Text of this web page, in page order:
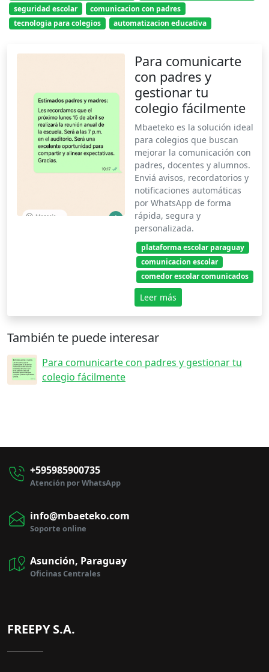
seguridad escolar
comunicacion con padres
tecnologia para colegios
automatizacion educativa
Para comunicarte
con padres y
gestionar tu
colegio fácilmente
Mbaeteko es la solución ideal
para colegios que buscan
mejorar la comunicación con
padres, docentes y alumnos.
Enviá avisos, recordatorios y
notificaciones automáticas
por WhatsApp de forma
rápida, segura y
personalizada.
plataforma escolar paraguay
comunicacion escolar
comedor escolar comunicados
Leer más
También te puede interesar
Para comunicarte con padres y gestionar tu
colegio fácilmente
+595985900735
Atención por WhatsApp
info@mbaeteko.com
Soporte online
Asunción, Paraguay
Oficinas Centrales
FREEPY S.A.